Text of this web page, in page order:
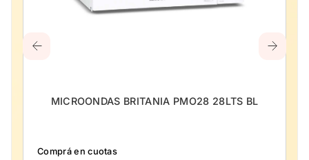
MICROONDAS BRITANIA PMO28 28LTS BL
Comprá en cuotas